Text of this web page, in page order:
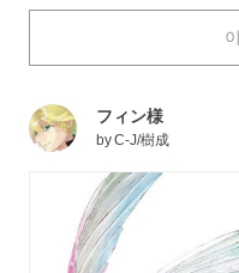
inspiring abilities.
magician to
unknown--what kind
Today, we're featuring
フィン様
byC-J/樹成